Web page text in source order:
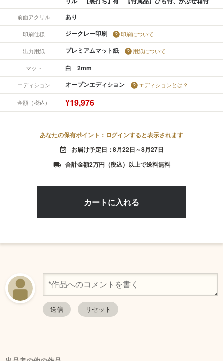
前面アクリル あり
印刷仕様 ジークレー印刷 印刷について
出力用紙 プレミアムマット紙 用紙について
マット 白 2mm
エディション オープンエディション エディションとは？
金額（税込） ¥19,976
あなたの保有ポイント：ログインすると表示されます
event_available お届け予定日：8月22日～8月27日
local_shipping 合計金額2万円（税込）以上で送料無料